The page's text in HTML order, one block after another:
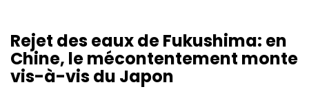
Rejet des eaux de Fukushima: en
Chine, le mécontentement monte
vis-à-vis du Japon